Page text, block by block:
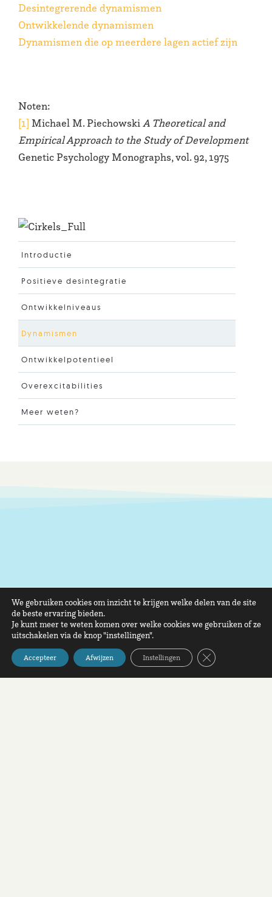
Introductie
Positieve desintegratie
Ontwikkelniveaus
Dynamismen
Ontwikkelpotentieel
Overexcitabilities
Meer weten?
Desintegrerende dynamismen
Ontwikkelende dynamismen
Dynamismen die op meerdere lagen actief zijn
Noten:
[1] Michael M. PiechowskiA Theoretical and
Empirical Approach to the Study of Development
Genetic Psychology Monographs, vol. 92, 1975
We gebruiken cookies om inzicht te krijgen welke delen van de site
de beste ervaring bieden.
Je kunt meer te weten komen over welke cookies we gebruiken of ze
uitschakelen via de knop "instellingen".
Accepteer Afwijzen Instellingen Sluit AVG/GDPR